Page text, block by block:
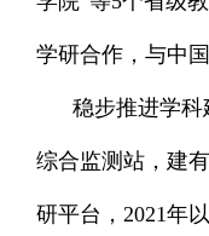
学研合作，与中
稳步推进学科建
综合监测站，建
研平台，2021年